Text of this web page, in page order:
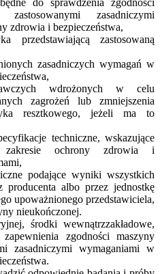
zasadniczymi
zdrowia i bezpieczeństwa,
przedstawiającą zastosowaną
zasadniczych wymagań w
wdrożonych w celu
zagrożeń lub zmniejszenia
resztkowego, jeżeli ma to
techniczne, wskazujące
zakresie ochrony zdrowia i
podające wyniki wszystkich
producenta albo przez jednostkę
upoważnionego przedstawiciela,
nieukończonej.
środki wewnątrzzakładowe,
zgodności maszyny
zasadniczymi wymaganiami w